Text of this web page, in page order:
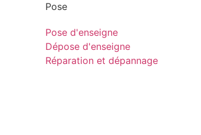
Pose
Pose d'enseigne
Dépose d'enseigne
Réparation et dépannage